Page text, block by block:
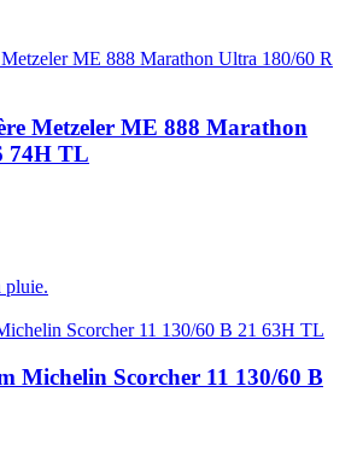
Metzeler ME 888 Marathon
74H TL
pluie.
Michelin Scorcher 11 130/60 B